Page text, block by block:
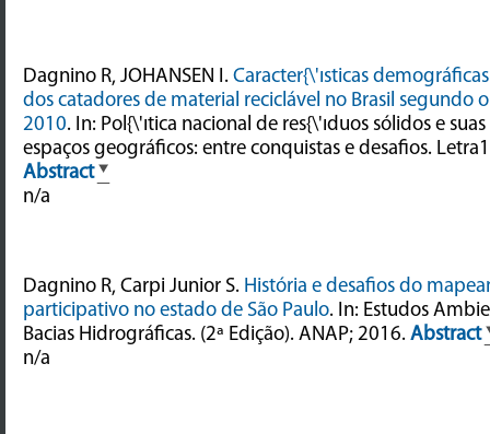
Dagnino R, JOHANSEN I.Caracter{\'ısticas
dos catadores de material reciclável no Brasil segundo
2010. In: Pol{\'ıtica nacional de res{\'ıduos sólidos e
espaços geográficos: entre conquistas e desafios.
Abstract
n/a
Dagnino R, Carpi Junior S. História e desafios do
participativo no estado de São Paulo. In: Estudos
Bacias Hidrográficas. (2ª Edição). ANAP; 2016.Abstract
n/a